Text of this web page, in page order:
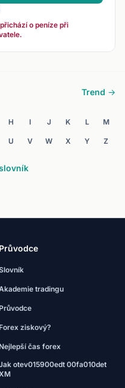
o peníze při
Trend →
H I J K L M
U V W X Y Z
Průvodce
tradingu
ziskový?
čas forex
otev015900edt 00fa010det